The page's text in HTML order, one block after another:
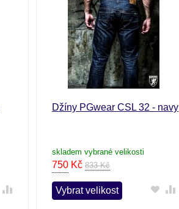
Džíny PGwear CSL 32 - navy
skladem vybrané velikosti
750Kč 833 Kč
Vybrat velikost